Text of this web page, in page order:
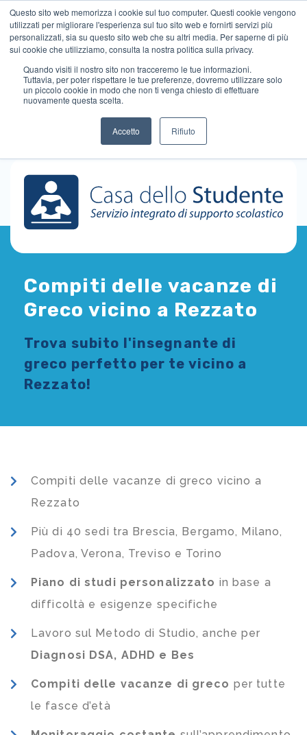
Questo sito web memorizza i cookie sul tuo computer. Questi cookie vengono
utilizzati per migliorare l'esperienza sul tuo sito web e fornirti servizi più
personalizzati, sia su questo sito web che su altri media. Per saperne di più
sui cookie che utilizziamo, consulta la nostra politica sulla privacy.
Quando visiti il ​​nostro sito non tracceremo le tue informazioni.
Tuttavia, per poter rispettare le tue preferenze, dovremo utilizzare solo
un piccolo cookie in modo che non ti venga chiesto di effettuare
nuovamente questa scelta.
Accetto Rifiuto
Compiti delle vacanze di
Greco vicino a Rezzato
Trova subito l'insegnante di
greco perfetto per te vicino a
Rezzato!
Compiti delle vacanze di greco vicino a
Rezzato
Più di 40 sedi tra Brescia, Bergamo, Milano,
Padova, Verona, Treviso e Torino
Piano di studi personalizzato in base a
difficoltà e esigenze specifiche
Lavoro sul Metodo di Studio, anche per
Diagnosi DSA, ADHD e Bes
Compiti delle vacanze di greco per tutte
le fasce d’età